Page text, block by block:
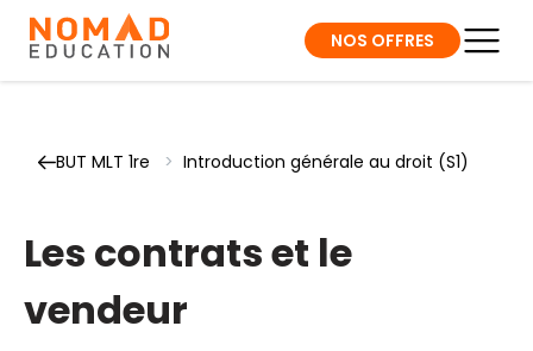
NOS OFFRES
BUT MLT 1re > Introduction générale au droit (S1)
Les contrats et le
vendeur